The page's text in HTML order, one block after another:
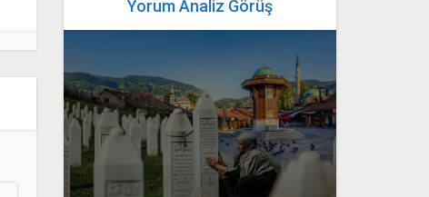
Yorum Analiz Görüş
yazan Bahri Ak